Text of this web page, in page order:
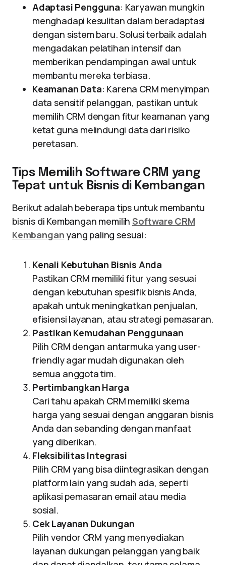
Adaptasi Pengguna: Karyawan mungkin
menghadapi kesulitan dalam beradaptasi
dengan sistem baru. Solusi terbaik adalah
mengadakan pelatihan intensif dan
memberikan pendampingan awal untuk
membantu mereka terbiasa.
Keamanan Data: Karena CRM menyimpan
data sensitif pelanggan, pastikan untuk
memilih CRM dengan fitur keamanan yang
ketat guna melindungi data dari risiko
peretasan.
Tips Memilih Software CRM yang
Tepat untuk Bisnis di Kembangan
Berikut adalah beberapa tips untuk membantu
bisnis di Kembangan memilih Software CRM
Kembangan yang paling sesuai:
Kenali Kebutuhan Bisnis Anda
Pastikan CRM memiliki fitur yang sesuai
dengan kebutuhan spesifik bisnis Anda,
apakah untuk meningkatkan penjualan,
efisiensi layanan, atau strategi pemasaran.
Pastikan Kemudahan Penggunaan
Pilih CRM dengan antarmuka yang user-
friendly agar mudah digunakan oleh
semua anggota tim.
Pertimbangkan Harga
Cari tahu apakah CRM memiliki skema
harga yang sesuai dengan anggaran bisnis
Anda dan sebanding dengan manfaat
yang diberikan.
Fleksibilitas Integrasi
Pilih CRM yang bisa diintegrasikan dengan
platform lain yang sudah ada, seperti
aplikasi pemasaran email atau media
sosial.
Cek Layanan Dukungan
Pilih vendor CRM yang menyediakan
layanan dukungan pelanggan yang baik